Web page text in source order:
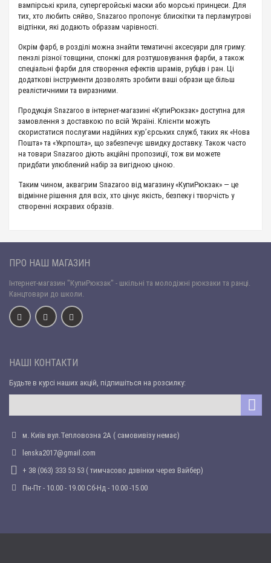
вампірські крила, супергеройські маски або морські принцеси. Для
тих, хто любить сяйво, Snazaroo пропонує блискітки та перламутрові
відтінки, які додають образам чарівності.
Окрім фарб, в розділі можна знайти тематичні аксесуари для гриму:
пензлі різної товщини, спонжі для розтушовування фарби, а також
спеціальні фарби для створення ефектів шрамів, рубців і ран. Ці
додаткові інструменти дозволять зробити ваші образи ще більш
реалістичними та виразними.
Продукція Snazaroo в інтернет-магазині «КупиРюкзак» доступна для
замовлення з доставкою по всій Україні. Клієнти можуть
скористатися послугами надійних кур’єрських служб, таких як «Нова
Пошта» та «Укрпошта», що забезпечує швидку доставку. Також часто
на товари Snazaroo діють акційні пропозиції, тож ви можете
придбати улюблений набір за вигідною ціною.
Таким чином, аквагрим Snazaroo від магазину «КупиРюкзак» — це
відмінне рішення для всіх, хто цінує якість, безпеку і творчість у
створенні яскравих образів.
ПРО НАШ МАГАЗИН
Інтернет-магазин "КупиРюкзак" - шкільні та молодіжні рюкзаки та ранці.
Канцтовари до школи.
НАШІ КОНТАКТИ
Будьте в курсі наших акцій, підпишіться на розсилку:
м. Київ вул.Тепловозна 2А ( самовивізу немає)
lenska2017@gmail.com
+ 38 (063) 333 53 53 ( тимчасово дзвінки через Вайбер)
Пн-Пт - 10.00 - 19.00 Сб-Нд - 10.00 -15.00